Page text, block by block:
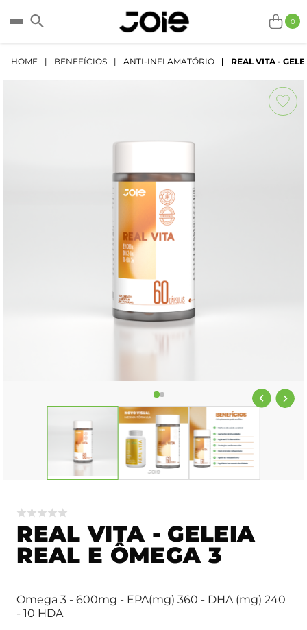
0
HOME BENEFÍCIOS ANTI-INFLAMATÓRIO REAL VITA -
REAL VITA - GELEIA
REAL E ÔMEGA 3
Omega 3 - 600mg - EPA(mg) 360 - DHA (mg) 240
- 10 HDA